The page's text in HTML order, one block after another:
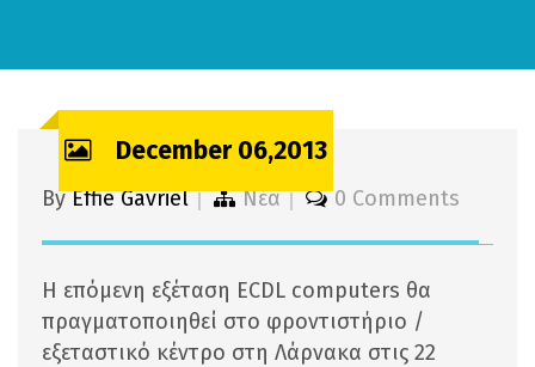
December 06,2013
ByEffie Gavriel Νέα 0 Comments
Η επόμενη εξέταση ECDL computers θα
πραγματοποιηθεί στο φροντιστήριο /
εξεταστικό κέντρο στη Λάρνακα στις 22